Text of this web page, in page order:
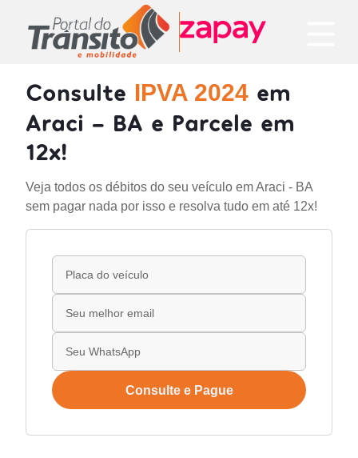
Consulte IPVA 2024 em
Araci - BA e Parcele em
12x!
Veja todos os débitos do seu veículo em Araci - BA
sem pagar nada por isso e resolva tudo em até 12x!
Consulte e Pague